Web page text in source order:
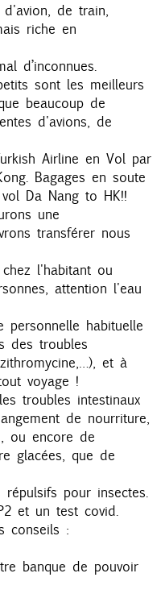
de train,
riche en
d’inconnues.
sont les meilleurs
beaucoup de
d'avions, de
Airline en Vol par
Bagages en soute
Da Nang to HK!!
une
transférer nous
l'habitant ou
attention l'eau
personnelle habituelle
des troubles
et à
voyage !
troubles intestinaux
de nourriture,
ou encore de
glacées, que de
pour insectes.
et un test covid.
conseils :
banque de pouvoir